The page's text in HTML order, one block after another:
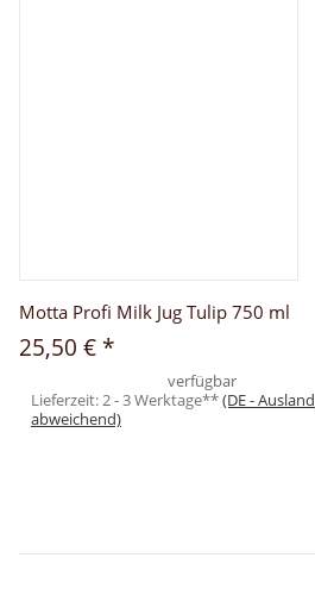
Motta Profi Milk Jug Tulip 750 ml
25,50 € *
verfügbar
Lieferzeit:2 - 3 Werktage**(DE - Ausland
abweichend)